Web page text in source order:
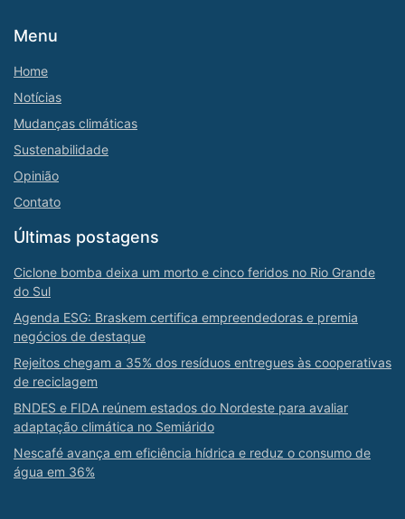
Menu
Home
Notícias
Mudanças climáticas
Sustenabilidade
Opinião
Contato
Últimas postagens
Ciclone bomba deixa um morto e cinco feridos no Rio Grande
do Sul
Agenda ESG: Braskem certifica empreendedoras e premia
negócios de destaque
Rejeitos chegam a 35% dos resíduos entregues às cooperativas
de reciclagem
BNDES e FIDA reúnem estados do Nordeste para avaliar
adaptação climática no Semiárido
Nescafé avança em eficiência hídrica e reduz o consumo de
água em 36%